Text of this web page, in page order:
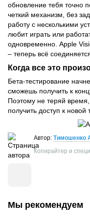
обновление тебя точно
четкий механизм, без
работу с несколькими
любит играть или
одновременно. Apple
– теперь всё
Когда все это
Бета-тестирование
сможешь получить к
Поэтому не теряй
получить доступ к новой
Автор: Тимошенко
Копирайтер и
Мы рекомендуем